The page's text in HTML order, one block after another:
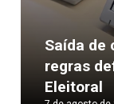
Saída de
regras
Eleitoral